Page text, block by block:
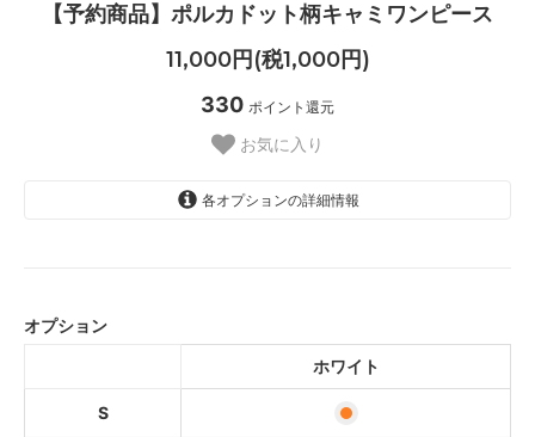
【予約商品】ポルカドット柄キャミワンピース
11,000円(税1,000円)
330 ポイント還元
お気に入り
各オプションの詳細情報
ホワイト
オプション
ホワイト
S